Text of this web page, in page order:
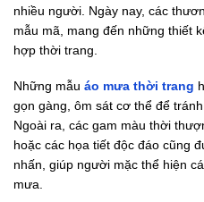
nhiều người. Ngày nay, các
mẫu mã, mang đến những thiết
hợp thời trang.
Những mẫu áo mưa thời trang
gọn gàng, ôm sát cơ thể để
Ngoài ra, các gam màu thời
hoặc các họa tiết độc đáo cũng
nhấn, giúp người mặc thể hiện
mưa.